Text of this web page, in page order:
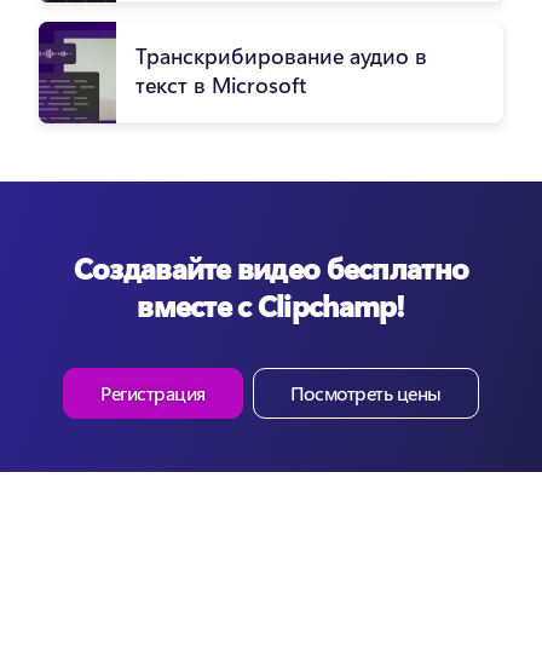
Транскрибирование аудио в
текст в Microsoft
Создавайте видео бесплатно
вместе с Clipchamp!
Регистрация Посмотреть цены